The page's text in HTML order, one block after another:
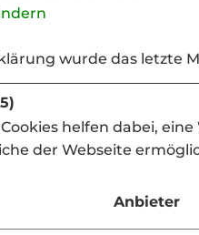
wurde das letzte
helfen dabei,
der Webseite
Anbieter